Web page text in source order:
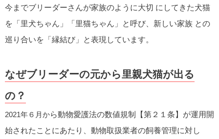
今までブリーダーさんが家族のように大切 にしてきた犬猫
を「里犬ちゃん」「里猫ちゃん」と呼び、新しい家族 との
巡り合いを「縁結び」と表現しています。
なぜブリーダーの元から里親犬猫が出る
の？
2021年６月から動物愛護法の数値規制【第２１条】が運用開
始されたことにあたり、動物取扱業者の飼養管理に対し